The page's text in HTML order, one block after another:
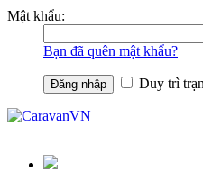
Mật khẩu:
Bạn đã quên mật khẩu?
Duy trì